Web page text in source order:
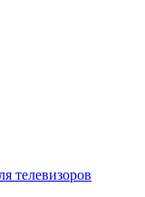
телевизоров